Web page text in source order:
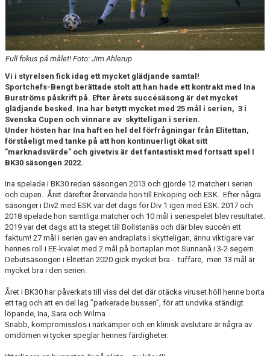
Full fokus på målet! Foto: Jim Ahlerup
Vi i styrelsen fick idag ett mycket glädjande samtal!
Sportchefs-Bengt berättade stolt att han hade ett kontrakt med Ina
Burströms påskrift på. Efter årets succésäsong är det mycket
glädjande besked. Ina har betytt mycket med 25 mål i serien, 3 i
Svenska Cupen och vinnare av skytteligan i serien.
Under hösten har Ina haft en hel del förfrågningar från Elitettan,
förståeligt med tanke på att hon kontinuerligt ökat sitt
”marknadsvärde” och givetvis är det fantastiskt med fortsatt spel I
BK30 säsongen 2022.
Ina spelade i BK30 redan säsongen 2013 och gjorde 12 matcher i serien
och cupen. Året därefter återvände hon till Enköping och ESK. Efter några
säsonger i Div2 med ESK var det dags för Div 1 igen med ESK. 2017 och
2018 spelade hon samtliga matcher och 10 mål i seriespelet blev resultatet.
2019 var det dags att ta steget till Bollstanäs och där blev succén ett
faktum! 27 mål i serien gav en andraplats i skytteligan, ännu viktigare var
hennes roll i EE-kvalet med 2 mål på bortaplan mot Sunnanå i 3-2 segern.
Debutsäsongen i Elitettan 2020 gick mycket bra - tuffare, men 13 mål är
mycket bra i den serien.
Året i BK30 har påverkats till viss del det där otäcka viruset höll henne borta
ett tag och att en del lag ”parkerade bussen”, för att undvika ständigt
löpande, Ina, Sara och Wilma .
Snabb, kompromisslös i närkamper och en klinisk avslutare är några av
omdömen vi tycker speglar hennes färdigheter.